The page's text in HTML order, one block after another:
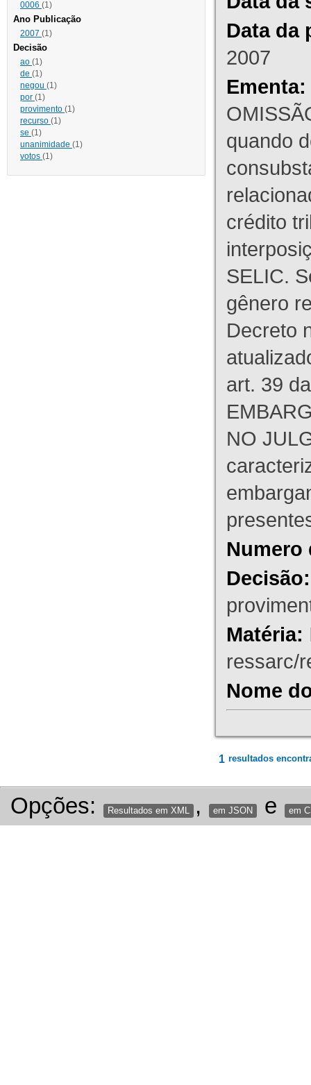
0006 (1)
Ano Publicação
2007 (1)
Decisão
ao (1)
de (1)
negou (1)
por (1)
provimento (1)
recurso (1)
se (1)
unanimidade (1)
votos (1)
Data da
2007
Ementa:
quando
crédito
SELIC.
gênero
Decreto
art. 39
NO
Numero
Decisão:
Matéria:
ressarc/
Nome
1 resultados
Opções: Resultados em XML , em JSON e em